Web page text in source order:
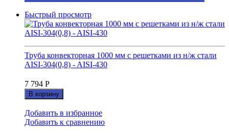
Быстрый просмотр
Труба конвекторная 1000 мм с решетками из н/ж стали
AISI-304(0,8) - AISI-430
7 794 Р
В корзину
Добавить в избранное
Добавить к сравнению